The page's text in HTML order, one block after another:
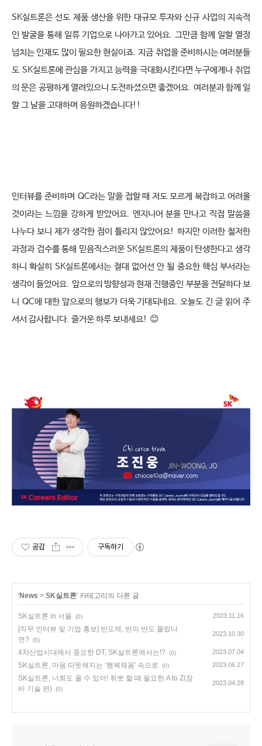
SK실트론은 선도 제품 생산을 위한 대규모 투자와 신규 사업의 지속적
인 발굴을 통해 일류 기업으로 나아가고 있어요. 그만큼 함께 일할 열정
넘치는 인재도 많이 필요한 현실이죠. 지금 취업을 준비하시는 여러분들
도 SK실트론에 관심을 가지고 능력을 극대화시킨다면 누구에게나 취업
의 문은 공평하게 열려있으니 도전하셨으면 좋겠어요. 여러분과 함께 일
할 그 날을 고대하며 응원하겠습니다!!
인터뷰를 준비하며 QC라는 말을 접할 때 저도 모르게 복잡하고 어려울
것이라는 느낌을 강하게 받았어요. 엔지니어 분을 만나고 직접 말씀을
나누다 보니 제가 생각한 점이 틀리지 않았어요! 하지만 이러한 철저한
과정과 검수를 통해 믿음직스러운 SK실트론의 제품이 탄생한다고 생각
하니 확실히 SK실트론에서는 절대 없어선 안 될 중요한 핵심 부서라는
생각이 들었어요. 앞으로의 방향성과 현재 진행중인 부분을 전달하다 보
니 QC에 대한 앞으로의 행보가 더욱 기대되네요. 오늘도 긴 글 읽어 주
셔서 감사합니다. 즐거운 하루 보내세요! 😊
공감 구독하기
'News > SK실트론' 카테고리의 다른 글
SK실트론 in 서울 (0) 2023.11.16
[직무 인터뷰 및 기업 홍보] 반도체, 반의 반도 몰랐다
면?
(0)
2023.10.30
4차산업시대에서 중요한 DT, SK실트론에서는!? (0) 2023.07.04
SK실트론, 마음 따뜻해지는 ‘행복채움' 속으로 (0) 2023.06.27
SK실트론, 너희도 올 수 있어! 취뽀 할 때 필요한 A to Z(장
비 기술 편) (0)
2023.04.28